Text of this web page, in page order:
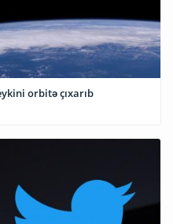
orbitə çıxarıb